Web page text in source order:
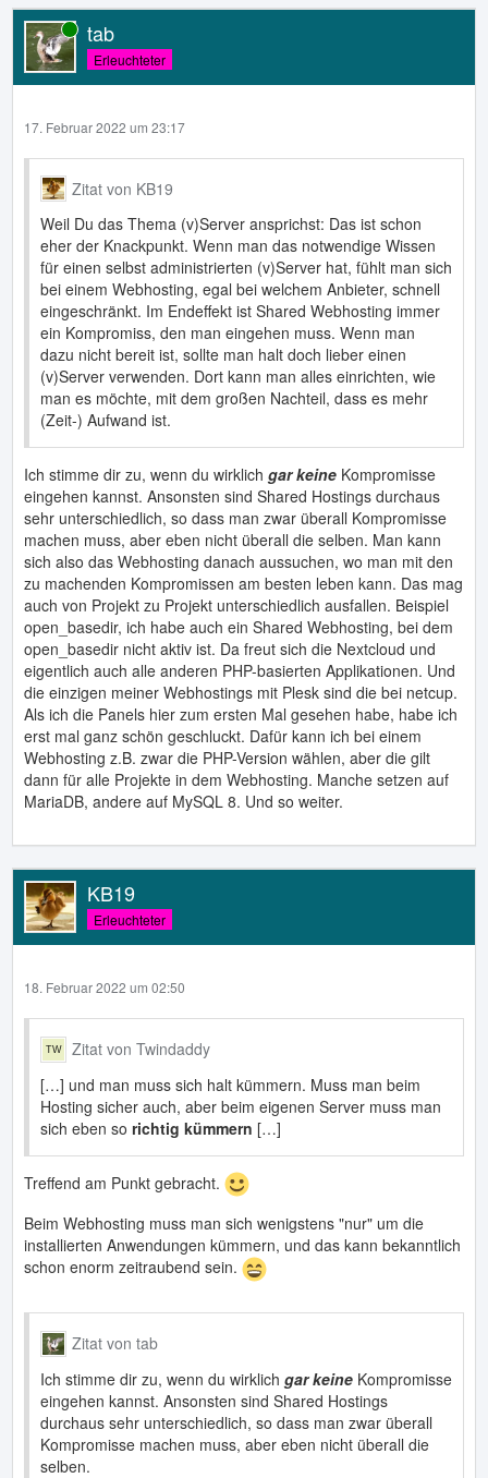
tab
Online
Erleuchteter
17. Februar 2022 um 23:17
Zitat von KB19
Weil Du das Thema (v)Server ansprichst: Das ist schon
eher der Knackpunkt. Wenn man das notwendige Wissen
für einen selbst administrierten (v)Server hat, fühlt man sich
bei einem Webhosting, egal bei welchem Anbieter, schnell
eingeschränkt. Im Endeffekt ist Shared Webhosting immer
ein Kompromiss, den man eingehen muss. Wenn man
dazu nicht bereit ist, sollte man halt doch lieber einen
(v)Server verwenden. Dort kann man alles einrichten, wie
man es möchte, mit dem großen Nachteil, dass es mehr
(Zeit-) Aufwand ist.
Ich stimme dir zu, wenn du wirklich gar keine Kompromisse
eingehen kannst. Ansonsten sind Shared Hostings durchaus
sehr unterschiedlich, so dass man zwar überall Kompromisse
machen muss, aber eben nicht überall die selben. Man kann
sich also das Webhosting danach aussuchen, wo man mit den
zu machenden Kompromissen am besten leben kann. Das mag
auch von Projekt zu Projekt unterschiedlich ausfallen. Beispiel
open_basedir, ich habe auch ein Shared Webhosting, bei dem
open_basedir nicht aktiv ist. Da freut sich die Nextcloud und
eigentlich auch alle anderen PHP-basierten Applikationen. Und
die einzigen meiner Webhostings mit Plesk sind die bei netcup.
Als ich die Panels hier zum ersten Mal gesehen habe, habe ich
erst mal ganz schön geschluckt. Dafür kann ich bei einem
Webhosting z.B. zwar die PHP-Version wählen, aber die gilt
dann für alle Projekte in dem Webhosting. Manche setzen auf
MariaDB, andere auf MySQL 8. Und so weiter.
KB19
Erleuchteter
18. Februar 2022 um 02:50
Zitat von Twindaddy
[…] und man muss sich halt kümmern. Muss man beim
Hosting sicher auch, aber beim eigenen Server muss man
sich eben so richtig kümmern […]
Treffend am Punkt gebracht.
Beim Webhosting muss man sich wenigstens "nur" um die
installierten Anwendungen kümmern, und das kann bekanntlich
schon enorm zeitraubend sein.
Zitat von tab
Ich stimme dir zu, wenn du wirklich gar keine Kompromisse
eingehen kannst. Ansonsten sind Shared Hostings
durchaus sehr unterschiedlich, so dass man zwar überall
Kompromisse machen muss, aber eben nicht überall die
selben.